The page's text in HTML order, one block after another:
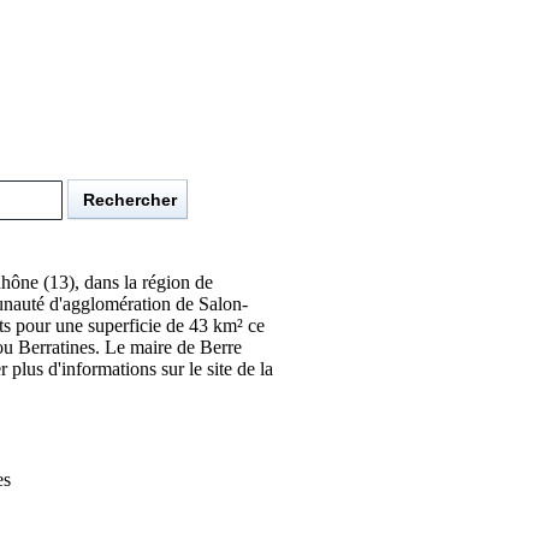
(13), dans la région de
d'agglomération de Salon-
pour une superficie de 43 km² ce
Berratines. Le maire de Berre
plus d'informations sur le site de la